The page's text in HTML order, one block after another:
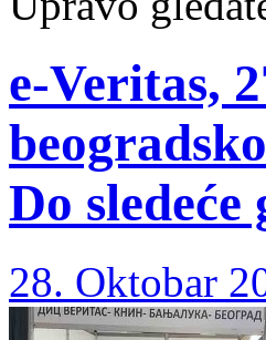
e-Veritas,
Do
28. Oktobar